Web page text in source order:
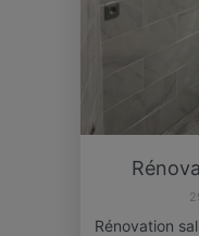
Rénovation